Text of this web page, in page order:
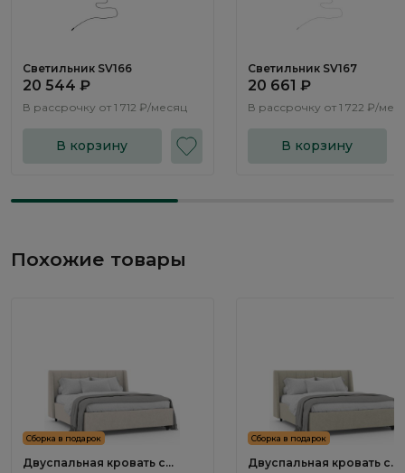
Светильник SV166
20 544 ₽
В рассрочку от 1 712 ₽/месяц
В корзину
Светильник SV167
20 661 ₽
В рассрочку от 1 722 ₽/
В корзину
Похожие товары
Сборка в подарок
Двуспальная кровать с
Сборка в подарок
Двуспальная кровать с